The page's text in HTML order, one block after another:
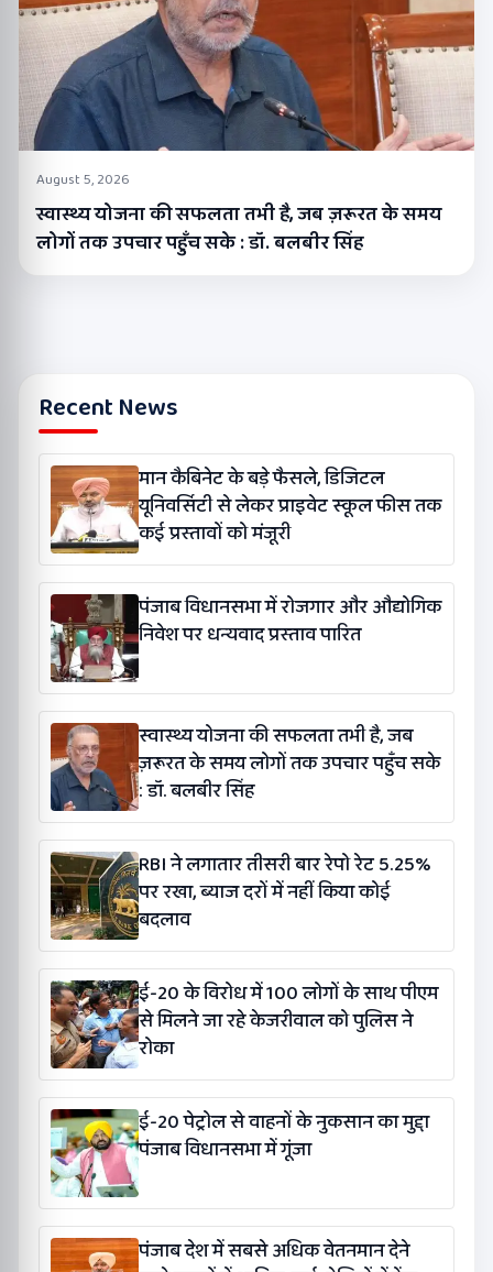
August 5, 2026
स्वास्थ्य योजना की सफलता तभी है, जब ज़रूरत के समय
लोगों तक उपचार पहुँच सके : डॉ. बलबीर सिंह
Recent News
मान कैबिनेट के बड़े फैसले, डिजिटल
यूनिवर्सिटी से लेकर प्राइवेट स्कूल फीस तक
कई प्रस्तावों को मंजूरी
पंजाब विधानसभा में रोजगार और औद्योगिक
निवेश पर धन्यवाद प्रस्ताव पारित
स्वास्थ्य योजना की सफलता तभी है, जब
ज़रूरत के समय लोगों तक उपचार पहुँच सके
: डॉ. बलबीर सिंह
RBI ने लगातार तीसरी बार रेपो रेट 5.25%
पर रखा, ब्याज दरों में नहीं किया कोई
बदलाव
ई-20 के विरोध में 100 लोगों के साथ पीएम
से मिलने जा रहे केजरीवाल को पुलिस ने
रोका
ई-20 पेट्रोल से वाहनों के नुकसान का मुद्दा
पंजाब विधानसभा में गूंजा
पंजाब देश में सबसे अधिक वेतनमान देने